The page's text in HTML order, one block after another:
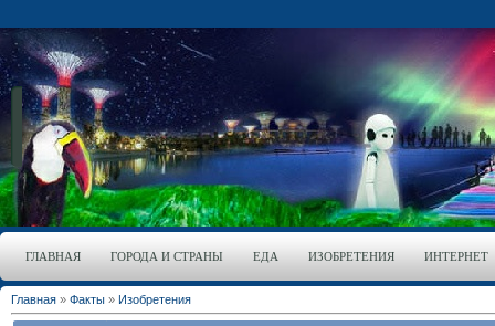
ГЛАВНАЯ ГОРОДА И СТРАНЫ ЕДА ИЗОБРЕТЕНИЯ ИНТЕРНЕТ
Главная » Факты » Изобретения